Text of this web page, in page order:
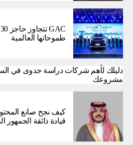
طموحاتها العالمية
دليلك لأهم شركات دراسة جدوى في
مشروعك
كيف نجح صانع
قيادة ذائقة